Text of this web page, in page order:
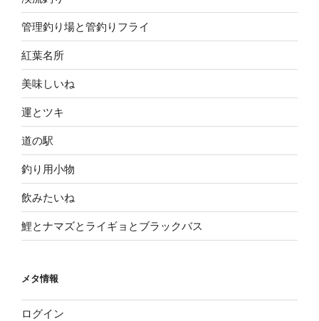
管理釣り場と管釣りフライ
紅葉名所
美味しいね
運とツキ
道の駅
釣り用小物
飲みたいね
鯉とナマズとライギョとブラックバス
メタ情報
ログイン